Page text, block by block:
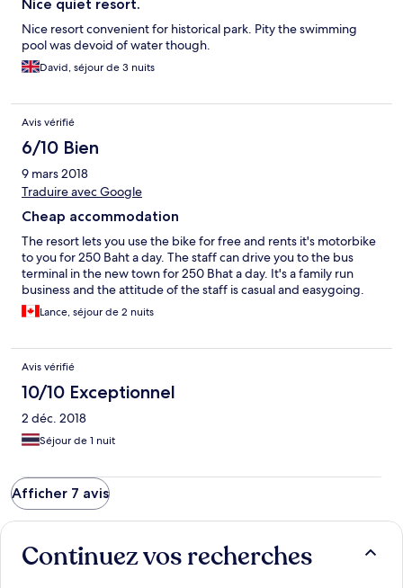
angesehen. Finde das lohnt sich. Auch der ein paar hundert
Meter entfernte Tempel auf dem Berg ist sehr schön.
Nice quiet resort.
Nice resort convenient for historical park. Pity the swimming
pool was devoid of water though.
David, séjour de 3 nuits
Avis vérifié
6/10 Bien
9 mars 2018
Traduire avec Google
Cheap accommodation
The resort lets you use the bike for free and rents it's motorbike
to you for 250 Baht a day. The staff can drive you to the bus
terminal in the new town for 250 Bhat a day. It's a family run
business and the attitude of the staff is casual and easygoing.
Lance, séjour de 2 nuits
Avis vérifié
10/10 Exceptionnel
2 déc. 2018
Séjour de 1 nuit
Afficher 7 avis
Continuez vos recherches